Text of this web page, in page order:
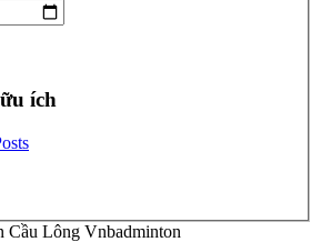
ích
Cầu Lông Vnbadminton